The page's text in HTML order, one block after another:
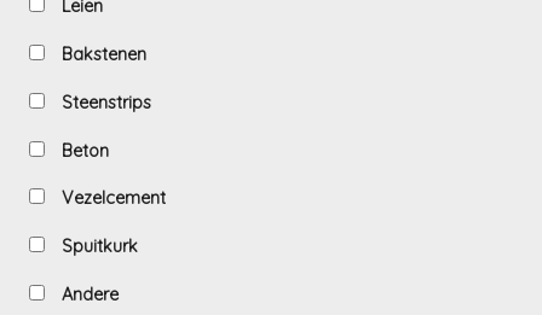
Leien
Bakstenen
Steenstrips
Beton
Vezelcement
Spuitkurk
Andere